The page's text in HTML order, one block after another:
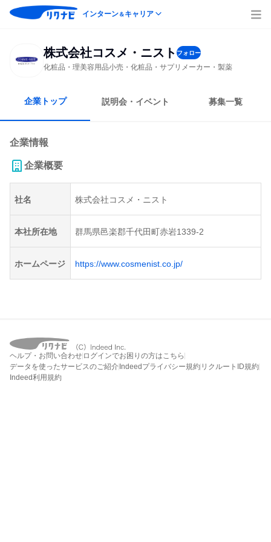
インターン＆キャリア
株式会社コスメ・ニスト フォロー
化粧品・理美容用品小売・化粧品・サプリメーカー・製薬
企業トップ 説明会・イベント 募集一覧
企業情報
企業概要
社名 株式会社コスメ・ニスト
本社所在地 群馬県邑楽郡千代田町赤岩1339-2
ホームページ https://www.cosmenist.co.jp/
ヘルプ・お問い合わせ ログインでお困りの方はこちら
データを使ったサービスのご紹介 Indeedプライバシー規約 リクルートID規約
Indeed利用規約